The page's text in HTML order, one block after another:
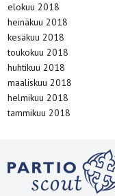
elokuu 2018
heinäkuu 2018
kesäkuu 2018
toukokuu 2018
huhtikuu 2018
maaliskuu 2018
helmikuu 2018
tammikuu 2018